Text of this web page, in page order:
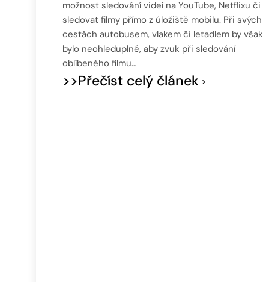
možnost sledování videí na YouTube, Netflixu či
sledovat filmy přímo z úložiště mobilu. Při svých
cestách autobusem, vlakem či letadlem by však
bylo neohleduplné, aby zvuk při sledování
oblíbeného filmu…
>>Přečíst celý článek